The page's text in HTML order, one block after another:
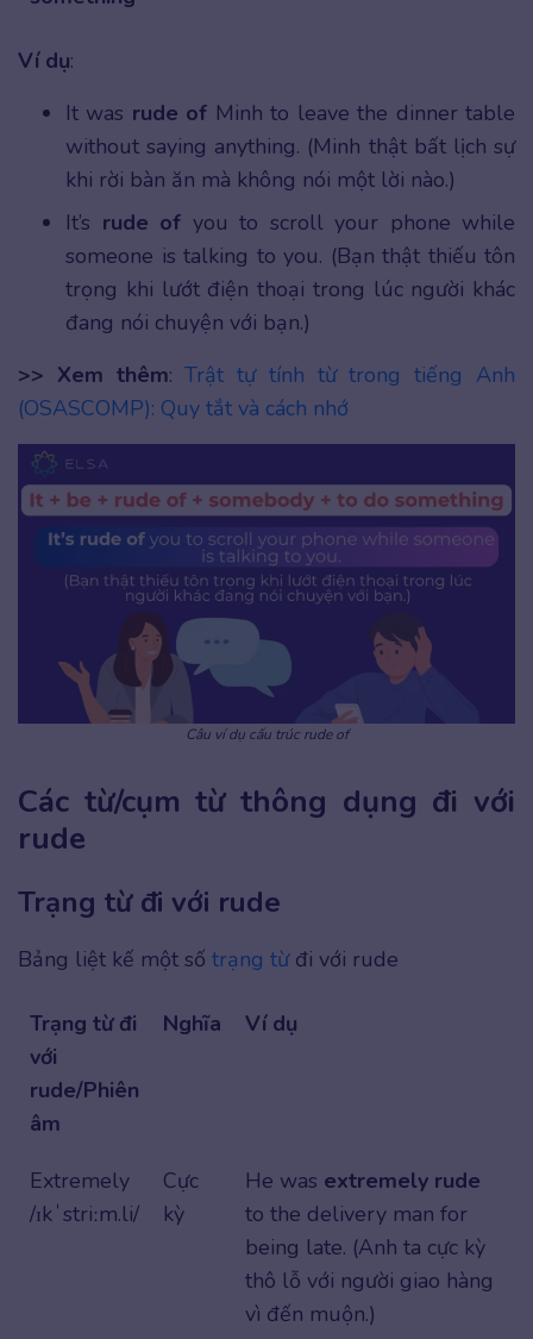
Ví dụ:
It was rude of Minh to leave the dinner table
without saying anything. (Minh thật bất lịch sự
khi rời bàn ăn mà không nói một lời nào.)
It’s rude of you to scroll your phone while
someone is talking to you. (Bạn thật thiếu tôn
trọng khi lướt điện thoại trong lúc người khác
đang nói chuyện với bạn.)
>> Xem thêm:Trật tự tính từ trong tiếng Anh
(OSASCOMP): Quy tắt và cách nhớ
Câu ví dụ cấu trúc rude of
Các từ/cụm từ thông dụng đi với
rude
Trạng từ đi với rude
Bảng liệt kế một số trạng từđi với rude
Trạng từ đi
với
rude/Phiên
âm
Nghĩa Ví dụ
Extremely
/ɪkˈstriːm.li/
Cực
kỳ
He was extremely rude
to the delivery man for
being late. (Anh ta cực kỳ
thô lỗ với người giao hàng
vì đến muộn.)